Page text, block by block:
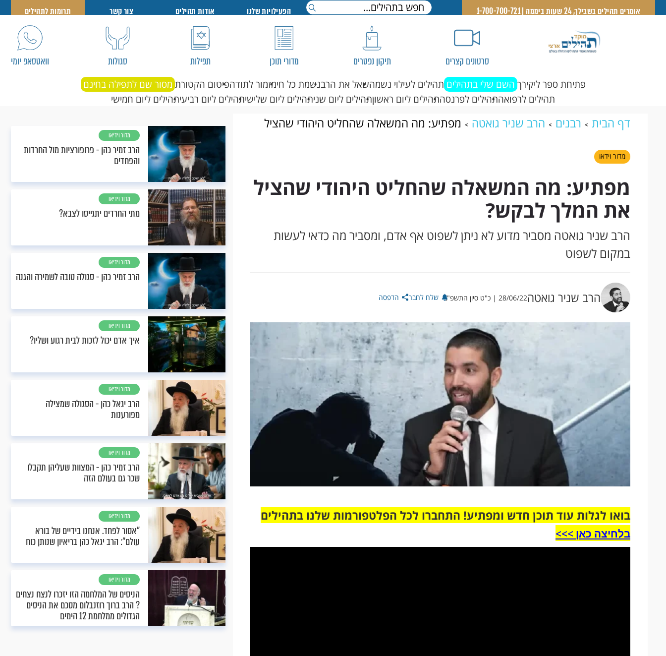
אומרים תהילים בשבילך, 24 שעות ביממה | 1-700-700-721 הפעילויות שלנו אודות תהילים צור קשר תרומות לתהילים
סרטונים קצרים תיקון נפטרים מדורי תוכן תפילות סגולות וואטסאפ יומי
פתיחת ספר ליקירך השם שלי בתהילים תהילים לעילוי נשמהשאל את הרבנשמת כל חימזמור לתודהפיטום הקטורת מסור שם לתפילה בחינם
תהילים לרפואהתהילים לפרנסהתהילים ליום ראשוןתהילים ליום שניתהילים ליום שלישיתהילים ליום רביעיתהילים ליום חמישי
דף הבית רבנים הרב שניר גואטה
מפתיע: מה המשאלה שהחליט היהודי שהציל
את המלך לבקש?
מדור וידאו
מפתיע: מה המשאלה שהחליט היהודי שהציל
את המלך לבקש?
הרב שניר גואטה מסביר מדוע לא ניתן לשפוט אף אדם, ומסביר מה כדאי לעשות
במקום לשפוט
הרב שניר גואטה28/06/22 | כ"ט סיון התשפ"ב שלח לחבר הדפסה
בואו לגלות עוד תוכן חדש ומפתיע! התחברו לכל הפלטפורמות שלנו בתהילים
בלחיצה כאן >>>​
מדור וידיאו
הרב זמיר כהן - פרופורציות מול החרדות
והפחדים
מדור וידיאו
מתי החרדים יתגייסו לצבא?
מדור וידיאו
הרב זמיר כהן - סגולה טובה לשמירה והגנה
מדור וידיאו
איך אדם יכול לזכות לבית רגוע ושליו?
מדור וידיאו
הרב יגאל כהן - הסגולה שמצילה
מפורענות
מדור וידיאו
הרב זמיר כהן - המצוות שעליהן תקבלו
שכר גם בעולם הזה
מדור וידיאו
"אסור לפחד. אנחנו בידיים של בורא
עולם": הרב יגאל כהן בריאיון שנותן כוח
מדור וידיאו
הניסים של המלחמה הזו יזכרו לנצח נצחים
? הרב ברוך רוזנבלום מסכם את הניסים
הגדולים ממלחמת 12 הימים